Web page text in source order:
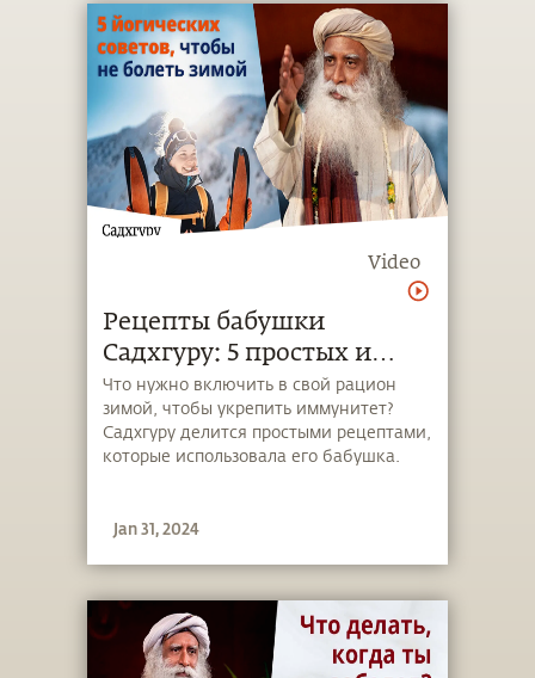
Video
Рецепты бабушки
Садхгуру: 5 простых и
вкусных способов защиты
от гриппа
Что нужно включить в свой рацион
зимой, чтобы укрепить иммунитет?
Садхгуру делится простыми рецептами,
которые использовала его бабушка.
Jan 31, 2024